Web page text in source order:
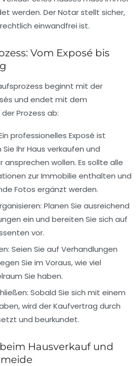
werden. Der Notar stellt sicher,
einwandfrei ist.
Vom Exposé bis
beginnt mit der
und endet mit dem
Prozess ab:
professionelles Exposé ist
Ihr Haus verkaufen und
ansprechen wollen. Es sollte alle
zur Immobilie enthalten und
Fotos ergänzt werden.
: Planen Sie ausreichend
ein und bereiten Sie sich auf
vor.
: Seien Sie auf Verhandlungen
Sie im Voraus, wie viel
Sie haben.
: Sobald Sie sich mit einem
wird der Kaufvertrag durch
und beurkundet.
Hausverkauf und